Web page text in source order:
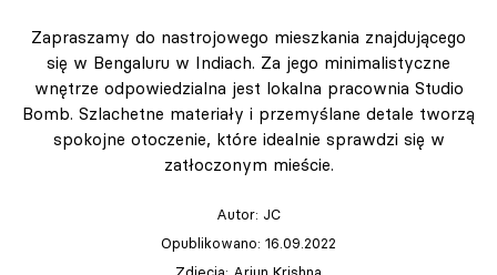
Zapraszamy do nastrojowego mieszkania znajdującego
się w Bengaluru w Indiach. Za jego minimalistyczne
wnętrze odpowiedzialna jest lokalna pracownia Studio
Bomb. Szlachetne materiały i przemyślane detale tworzą
spokojne otoczenie, które idealnie sprawdzi się w
zatłoczonym mieście.
Autor: JC
Opublikowano: 16.09.2022